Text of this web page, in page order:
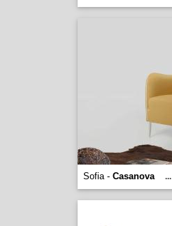
Sofia - Casanova ...